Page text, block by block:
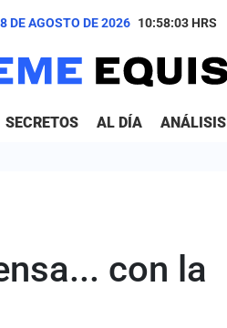
8 DE AGOSTO DE 2026 10:58:04 HRS
SECRETOS AL DÍA ANÁLISIS
con la